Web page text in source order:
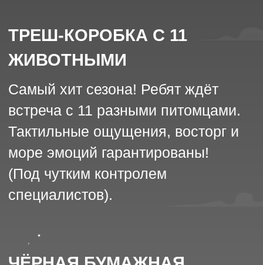
aviapark@hello-park.ru